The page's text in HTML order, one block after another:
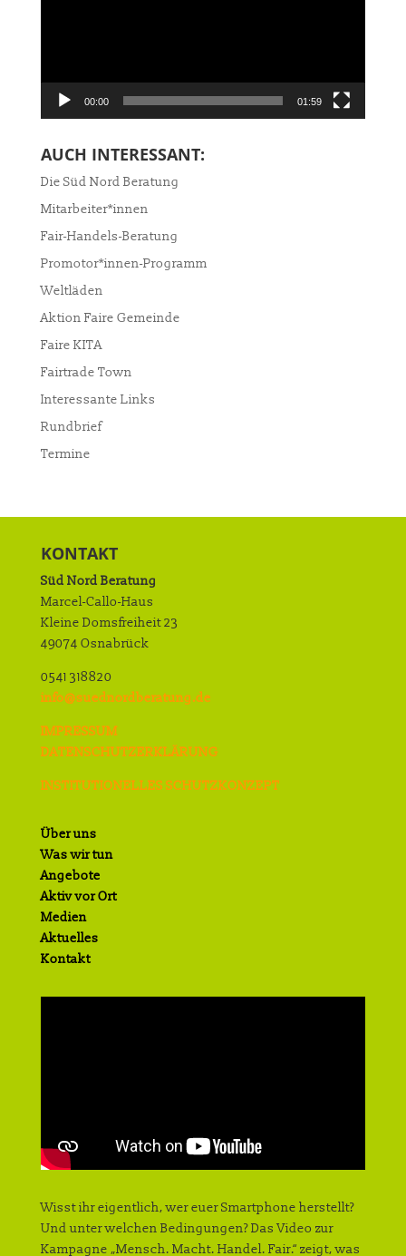
00:00 01:59
AUCH INTERESSANT:
Die Süd Nord Beratung
Mitarbeiter*innen
Fair-Handels-Beratung
Promotor*innen-Programm
Weltläden
Aktion Faire Gemeinde
Faire KITA
Fairtrade Town
Interessante Links
Rundbrief
Termine
KONTAKT
Süd Nord Beratung
Marcel-Callo-Haus
Kleine Domsfreiheit 23
49074 Osnabrück
0541 318820
info@suednordberatung.de
IMPRESSUM
DATENSCHUTZERKLÄRUNG
INSTITUTIONELLES SCHUTZKONZEPT
Über uns
Was wir tun
Angebote
Aktiv vor Ort
Medien
Aktuelles
Kontakt
Wisst ihr eigentlich, wer euer Smartphone herstellt?
Und unter welchen Bedingungen? Das Video zur
Kampagne „Mensch. Macht. Handel. Fair.“ zeigt, was